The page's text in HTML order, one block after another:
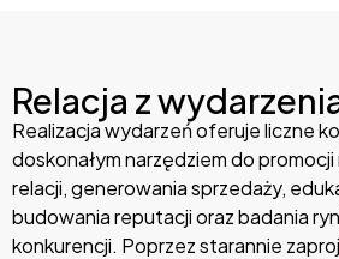
Relacja z
Realizacja wydarzeń oferuje liczne
doskonałym narzędziem do
relacji, generowania sprzedaży,
budowania reputacji oraz badania
konkurencji. Poprzez starannie